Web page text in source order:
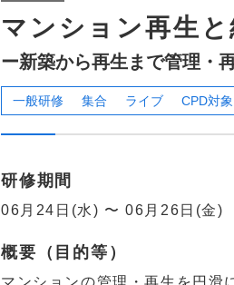
マンション再生
ー新築から再生まで管理・
一般研修 集合 ライブ CPD対象
研修期間
06月24日(水) 〜 06月26日(金)
概要（目的等）
マンションの管理・再生を円滑